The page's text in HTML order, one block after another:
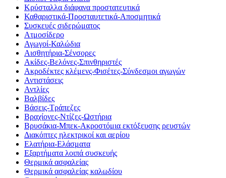
Κρύσταλλα διάφανα προστατευτικά
Καθαριστικά-Προσταυτετικά-Αποσμητικά
Συσκευές σιδερώματος
Ατμοσίδερο
Αγωγοί-Καλώδια
Αισθητήρια-Σένσορες
Ακίδες-Βελόνες-Σπινθηριστές
Ακροδέκτες κλέμενς-Φισέτες-Σύνδεσμοι αγωγών
Αντιστάσεις
Αντλίες
Βαλβίδες
Βάσεις-Τράπεζες
Βραχίονες-Ντίζες-Ωστήρια
Βρυσάκια-Μπεκ-Ακροστόμια εκτόξευσης ρευστών
Διακόπτες ηλεκτρικοί και αερίου
Ελατήρια-Ελάσματα
Εξαρτήματα λοιπά συσκευής
Θερμικά ασφαλείας
Θερμικά ασφαλείας καλωδίου